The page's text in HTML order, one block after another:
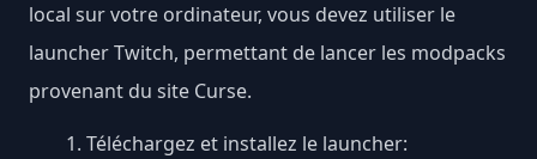
local sur votre ordinateur, vous devez utiliser le
launcher Twitch, permettant de lancer les modpacks
provenant du site Curse.
Téléchargez et installez le launcher: